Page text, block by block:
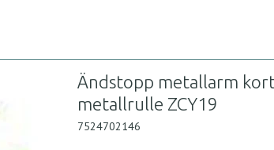
Ändstopp metallarm
metallrulle ZCY19
7524702146